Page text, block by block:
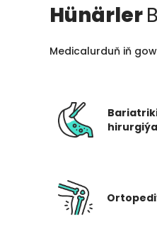
Hünärler
Medicalurduň iň
hirurgiýa